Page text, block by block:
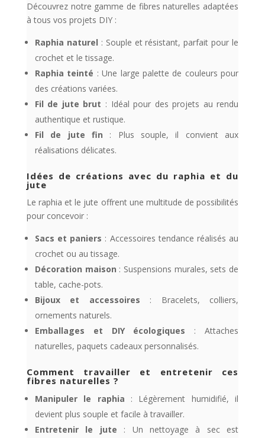
Découvrez notre gamme de fibres naturelles adaptées
à tous vos projets DIY :
Raphia naturel : Souple et résistant, parfait pour le
crochet et le tissage.
Raphia teinté : Une large palette de couleurs pour
des créations variées.
Fil de jute brut : Idéal pour des projets au rendu
authentique et rustique.
Fil de jute fin : Plus souple, il convient aux
réalisations délicates.
Idées de créations avec du raphia et du
jute
Le raphia et le jute offrent une multitude de possibilités
pour concevoir :
Sacs et paniers : Accessoires tendance réalisés au
crochet ou au tissage.
Décoration maison : Suspensions murales, sets de
table, cache-pots.
Bijoux et accessoires : Bracelets, colliers,
ornements naturels.
Emballages et DIY écologiques : Attaches
naturelles, paquets cadeaux personnalisés.
Comment travailler et entretenir ces
fibres naturelles ?
Manipuler le raphia : Légèrement humidifié, il
devient plus souple et facile à travailler.
Entretenir le jute : Un nettoyage à sec est